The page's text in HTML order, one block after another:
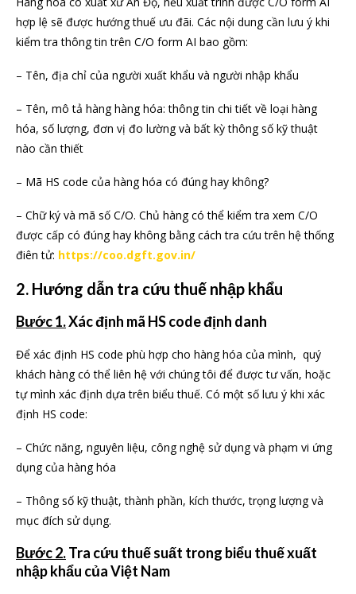
hợp lệ sẽ được hướng thuế ưu đãi. Các nội dung cần lưu ý khi
kiểm tra thông tin trên C/O form AI bao gồm:
– Tên, địa chỉ của người xuất khẩu và người nhập khẩu
– Tên, mô tả hàng hàng hóa: thông tin chi tiết về loại hàng
hóa, số lượng, đơn vị đo lường và bất kỳ thông số kỹ thuật
nào cần thiết
– Mã HS code của hàng hóa có đúng hay không?
– Chữ ký và mã số C/O. Chủ hàng có thể kiểm tra xem C/O
được cấp có đúng hay không bằng cách tra cứu trên hệ thống
điên tử: https://coo.dgft.gov.in/
2. Hướng dẫn tra cứu thuế nhập khẩu
Bước 1.Xác định mã HS code định danh
Để xác định HS code phù hợp cho hàng hóa của mình, quý
khách hàng có thể liên hệ với chúng tôi để được tư vấn, hoặc
tự mình xác định dựa trên biểu thuế. Có một số lưu ý khi xác
định HS code:
– Chức năng, nguyên liệu, công nghệ sử dụng và phạm vi ứng
dụng của hàng hóa
– Thông số kỹ thuật, thành phần, kích thước, trọng lượng và
mục đích sử dụng.
Bước 2.Tra cứu thuế suất trong biểu thuế xuất
nhập khẩu của Việt Nam